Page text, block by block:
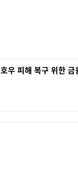
우 피해 복구 위한 금